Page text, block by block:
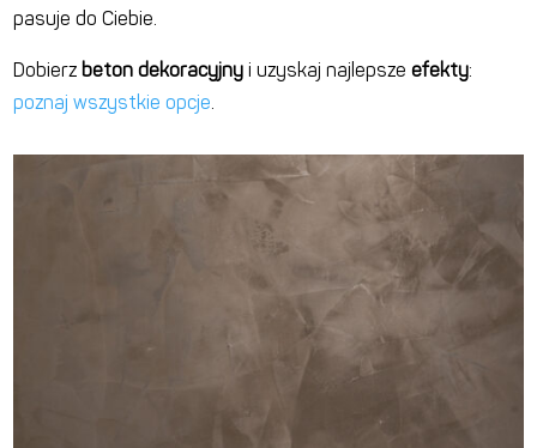
pasuje do Ciebie.
Dobierzbeton dekoracyjny i uzyskaj najlepszeefekty:
poznaj wszystkie opcje.